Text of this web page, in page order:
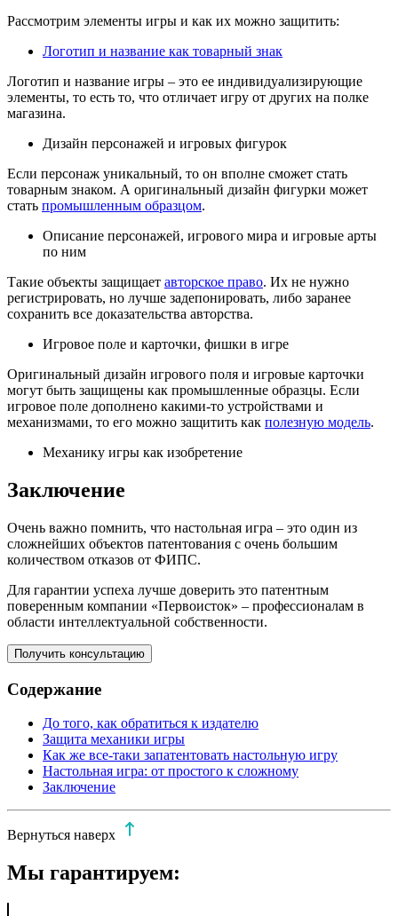
Рассмотрим элементы игры и как их можно защитить:
Логотип и название как товарный знак
Логотип и название игры – это ее индивидуализирующие
элементы, то есть то, что отличает игру от других на полке
магазина.
Дизайн персонажей и игровых фигурок
Если персонаж уникальный, то он вполне сможет стать
товарным знаком. А оригинальный дизайн фигурки может
стать промышленным образцом.
Описание персонажей, игрового мира и игровые арты
по ним
Такие объекты защищает авторское право. Их не нужно
регистрировать, но лучше задепонировать, либо заранее
сохранить все доказательства авторства.
Игровое поле и карточки, фишки в игре
Оригинальный дизайн игрового поля и игровые карточки
могут быть защищены как промышленные образцы. Если
игровое поле дополнено какими-то устройствами и
механизмами, то его можно защитить как полезную модель.
Механику игры как изобретение
Заключение
Очень важно помнить, что настольная игра – это один из
сложнейших объектов патентования с очень большим
количеством отказов от ФИПС.
Для гарантии успеха лучше доверить это патентным
поверенным компании «Первоисток» – профессионалам в
области интеллектуальной собственности.
Получить консультацию
Содержание
До того, как обратиться к издателю
Защита механики игры
Как же все-таки запатентовать настольную игру
Настольная игра: от простого к сложному
Заключение
Вернуться наверх
Мы гарантируем: